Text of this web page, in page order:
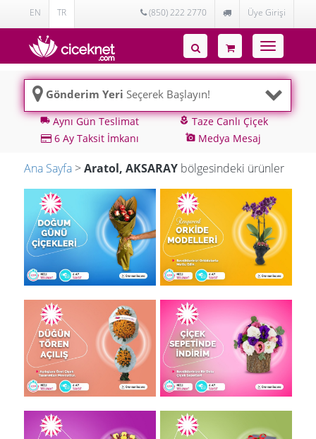
EN TR (850) 222 2770 Üye Girişi
Toggle
navigation
Gönderim Yeri Seçerek Başlayın!
local_shippingAynı Gün Teslimat local_floristTaze Canlı Çiçek
6 Ay Taksit İmkanı
add_a_photo Medya Mesaj
Ana Sayfa >Aratol, AKSARAY bölgesindeki ürünler